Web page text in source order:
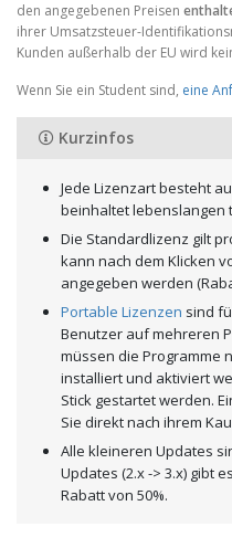
den angegebenen Preisen
ihrer Umsatzsteuer-
Kunden außerhalb der EU wird
Wenn Sie ein Student sind, eine
Kurzinfos
Jede Lizenzart besteht
beinhaltet lebenslangen
Die Standardlizenz gilt
kann nach dem Klicken
angegeben werden
Portable Lizenzen sind
Benutzer auf mehreren
müssen die Programme
installiert und aktiviert
Stick gestartet werden.
Sie direkt nach ihrem
Alle kleineren Updates
Updates (2.x -> 3.x) gibt
Rabatt von 50%.